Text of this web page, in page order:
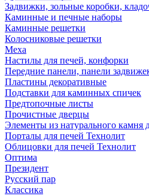
Задвижки, зольные коробки,
Каминные и печные наборы
Каминные решетки
Колосниковые решетки
Меха
Настилы для печей, конфорки
Передние панели, панели
Пластины декоративные
Подставки для каминных спичек
Предтопочные листы
Прочистные дверцы
Элементы из натурального камня
Порталы для печей Технолит
Облицовки для печей Технолит
Оптима
Президент
Русский пар
Классика